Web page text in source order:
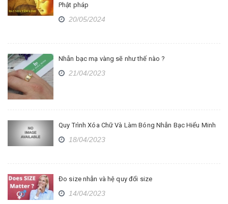
Phật pháp
20/05/2024
Nhẫn bạc mạ vàng sẽ như thế nào ?
21/04/2023
Quy Trình Xóa Chữ Và Làm Bóng Nhẫn Bạc Hiểu Minh
18/04/2023
Đo size nhẫn và hệ quy đổi size
14/04/2023